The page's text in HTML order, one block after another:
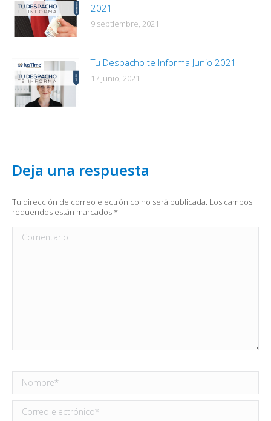
2021
9 septiembre, 2021
Tu Despacho te Informa Junio 2021
17 junio, 2021
Deja una respuesta
Tu dirección de correo electrónico no será publicada. Los campos
requeridos están marcados*
Comentario
Nombre *
Correo electrónico *